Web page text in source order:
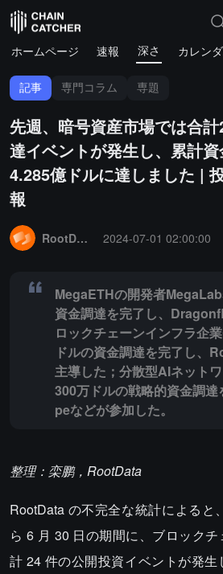
ホームページ 速報 深さ カレン
記事 専門コラム 専題
先週、暗号資産市場では合
達イベントが発生し、累計
4.285億ドルに達しました |
報
RootData
2024-07-01 02:00:00
MegaETHの開発者
資金調達を完了し、
ロックチェーンインフラ企
ドルの資金調達を完了し、
主導した；分散型AIネット
300万ドルの戦略的資金調
peなどが参加した。
整理：栾鹏，RootData
RootData の不完全な統計によると
ら 6 月 30 日の期間に、ブロック
計 24 件の公開投資イベントが発